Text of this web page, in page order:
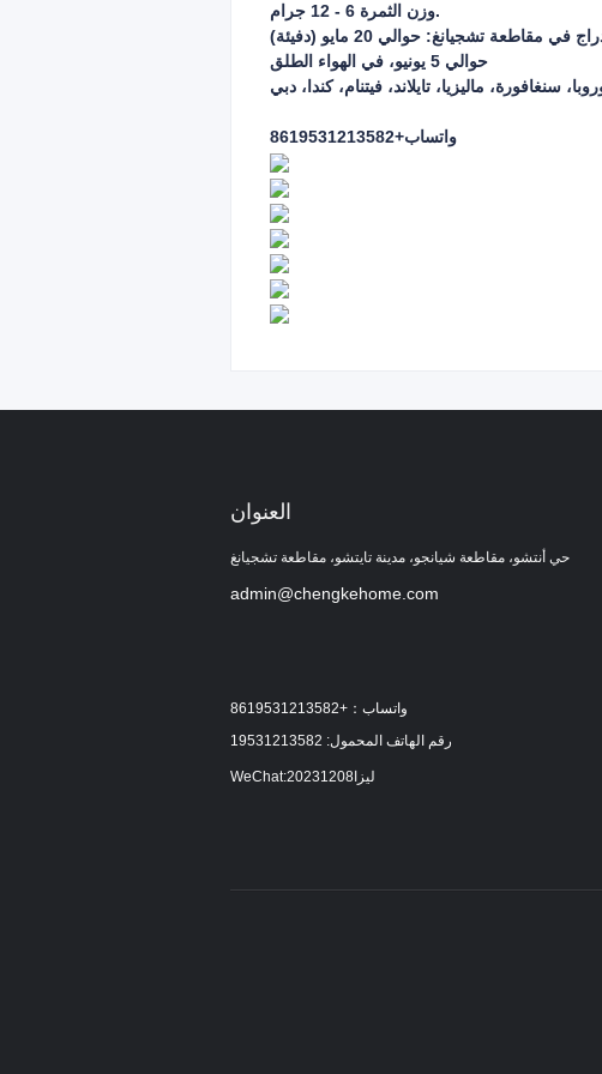
وزن الثمرة 6 - 12 جرام.
في مقاطعة تشجيانغ: حوالي 20 مايو (دفيئة)
حوالي 5 يونيو، في الهواء الطلق
سنغافورة، ماليزيا، تايلاند، فيتنام، كندا، دبي
واتساب+8619531213582
العنوان
حي أنتشو، مقاطعة شيانجو، مدينة تايتشو، مقاطعة تشجيانغ
admin@chengkehome.com
واتساب：+8619531213582
رقم الهاتف المحمول: 19531213582
WeChat:ليزا20231208